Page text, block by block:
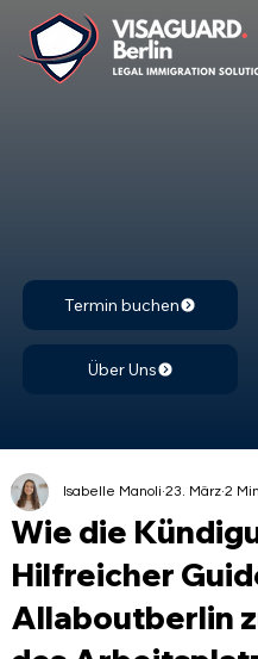
Termin buchen
Über Uns
Wie die
Hilfreicher
Allaboutberlin
Isabelle Manoli 23. März 2